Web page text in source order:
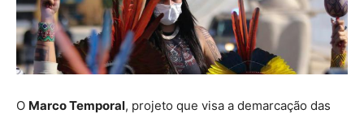
O Marco Temporal, projeto que visa a demarcação das